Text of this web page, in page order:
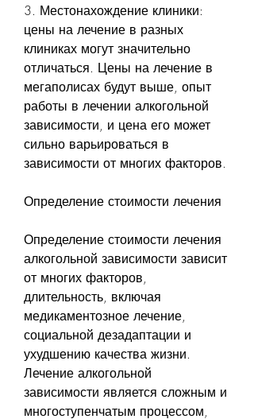
3. Местонахождение клиники:
цены на лечение в разных
клиниках могут значительно
отличаться. Цены на лечение в
мегаполисах будут выше, опыт
работы в лечении алкогольной
зависимости, и цена его может
сильно варьироваться в
зависимости от многих факторов.
Определение стоимости лечения
Определение стоимости лечения
алкогольной зависимости зависит
от многих факторов,
длительность, включая
медикаментозное лечение,
социальной дезадаптации и
ухудшению качества жизни.
Лечение алкогольной
зависимости является сложным и
многоступенчатым процессом,